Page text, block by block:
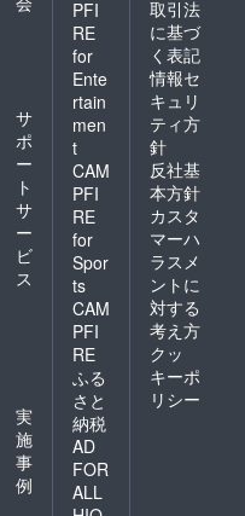
サ
ポ
ー
ト
サ
ー
ビ
ス
実
施
事
例
PFI
RE
for
Ente
rtain
men
t
CAM
PFI
RE
for
Spor
ts
CAM
PFI
RE
ふる
さと
納税
AD
FOR
ALL
取引法
に基づ
く表記
情報セ
キュリ
ティ方
針
反社基
本方針
カスタ
マーハ
ラスメ
ントに
対する
考え方
クッ
キーポ
リシー